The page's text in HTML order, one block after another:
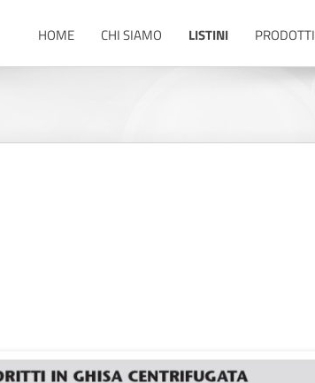
HOME CHI SIAMO LISTINI PRODOTTI